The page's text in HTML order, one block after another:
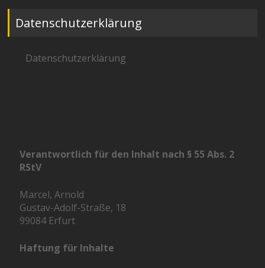
Datenschutzerklärung
Datenschutzerklärung
Verantwortlich für den Inhalt nach § 55 Abs. 2
RStV
Marcel, Arnold
Gustav-Adolf-Straße, 18
99084 Erfurt
Haftung für Inhalte